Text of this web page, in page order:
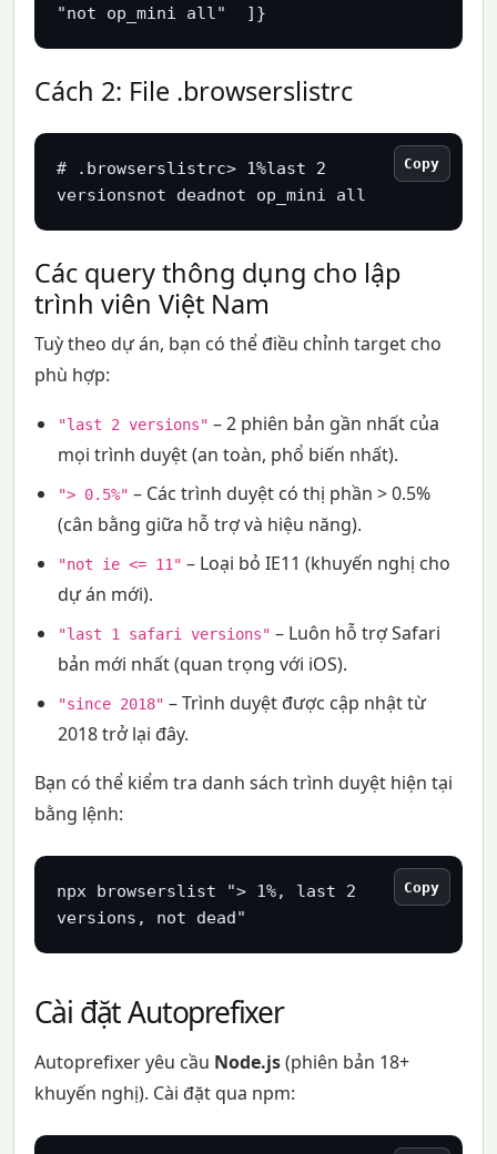
"not op_mini all"  ]}
Cách 2: File .browserslistrc
# .browserslistrc> 1%last 2
versionsnot deadnot op_mini all
Copy
Các query thông dụng cho lập
trình viên Việt Nam
Tuỳ theo dự án, bạn có thể điều chỉnh target cho
phù hợp:
"last 2 versions" – 2 phiên bản gần nhất của
mọi trình duyệt (an toàn, phổ biến nhất).
"> 0.5%" – Các trình duyệt có thị phần > 0.5%
(cân bằng giữa hỗ trợ và hiệu năng).
"not ie <= 11" – Loại bỏ IE11 (khuyến nghị cho
dự án mới).
"last 1 safari versions" – Luôn hỗ trợ Safari
bản mới nhất (quan trọng với iOS).
"since 2018" – Trình duyệt được cập nhật từ
2018 trở lại đây.
Bạn có thể kiểm tra danh sách trình duyệt hiện tại
bằng lệnh:
npx browserslist "> 1%, last 2
versions, not dead"
Copy
Cài đặt Autoprefixer
Autoprefixer yêu cầu Node.js(phiên bản 18+
khuyến nghị). Cài đặt qua npm: